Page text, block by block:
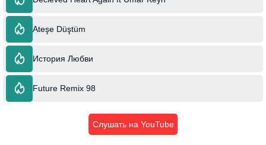
Ateşe Düştüm
История Любви
Future Remix 98
Слушать на YouTube